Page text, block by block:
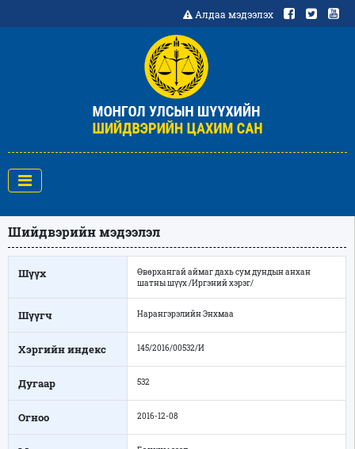
Алдаа мэдээлэх
Шийдвэрийн мэдээлэл
Шүүх
Өвөрхангай аймаг дахь сум дундын анхан
шатны шүүх /Иргэний хэрэг/
Шүүгч Нарангэрэлийн Энхмаа
Хэргийн индекс 145/2016/00532/И
Дугаар 532
Огноо 2016-12-08